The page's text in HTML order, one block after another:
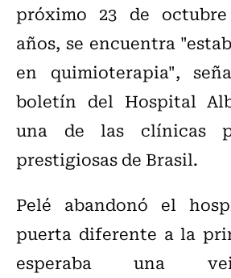
próximo 23 de
años, se encuentra
en quimioterapia",
boletín del Hospital
una de las clínicas
prestigiosas de Brasil.
Pelé abandonó el
puerta diferente a la
esperaba una